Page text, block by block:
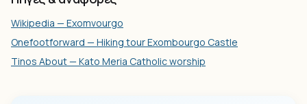
Wikipedia — Exomvourgo
Onefootforward — Hiking tour Exombourgo Castle
Tinos About — Kato Meria Catholic worship